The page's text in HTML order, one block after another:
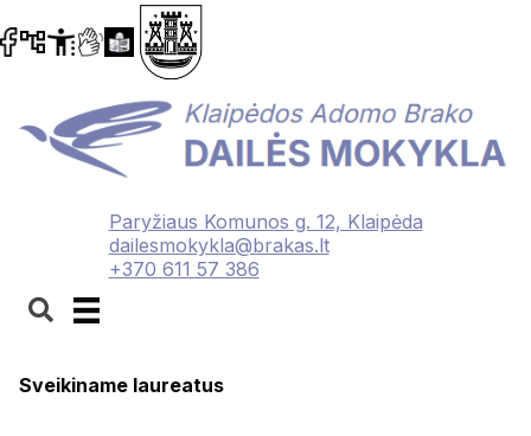
Paryžiaus Komunos g. 12, Klaipėda
dailesmokykla@brakas.lt
+370 611 57 386
Sveikiname laureatus